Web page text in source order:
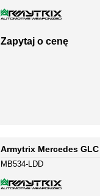
Zapytaj o cenę
Armytrix Mercedes
MB534-LDD